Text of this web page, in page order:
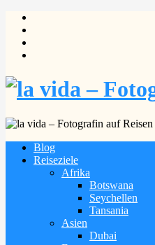
Blog
Reiseziele
Afrika
Botswana
Seychellen
Tansania
Asien
Dubai